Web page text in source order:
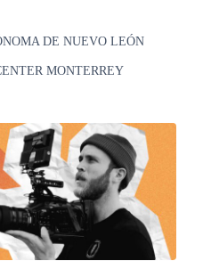
DE NUEVO LEÓN
MONTERREY